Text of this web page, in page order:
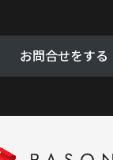
お問合せをする